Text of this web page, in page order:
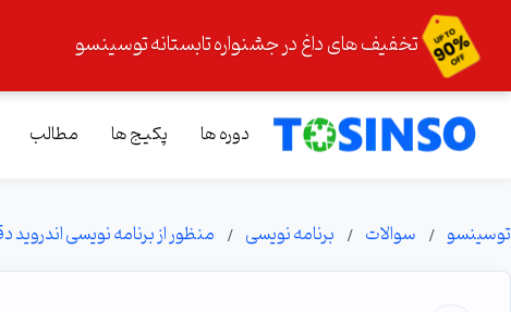
تخفیف های داغ در جشنواره تابستانه توسینسو
دوره ها پکیج ها مطالب
توسینسو سوالات برنامه نویسی منظور از برنامه نویسی